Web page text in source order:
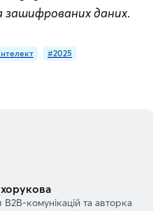
зашифрованих даних.
#2025
В2В-комунікацій та авторка